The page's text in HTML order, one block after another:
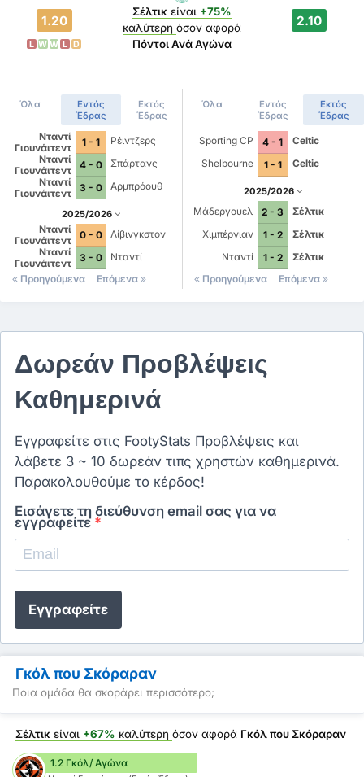
1.20
L W W L D
Σέλτικ είναι +75%
καλύτερη όσον αφορά
Πόντοι Ανά Αγώνα
2.10
Όλα
Εντός
Έδρας
Εκτός
Έδρας
Νταντί
Γιουνάιτεντ
1 - 1
Ρέιντζερς
Νταντί
Γιουνάιτεντ
4 - 0
Σπάρτανς
Νταντί
Γιουνάιτεντ
3 - 0 Αρμπρόουθ
2025/2026
Νταντί
Γιουνάιτεντ
0 - 0
Λίβινγκστον
Νταντί
Γιουνάιτεντ
3 - 0
Νταντί
Προηγούμενα
Επόμενα
Όλα
Εντός
Έδρας
Εκτός
Έδρας
Sporting CP 4 - 1
Celtic
Shelbourne
1 - 1 Celtic
2025/2026
Μάδεργουελ 2 - 3
Σέλτικ
Χιμπέρνιαν
1 - 2
Σέλτικ
Νταντί
1 - 2
Σέλτικ
Προηγούμενα
Επόμενα
Δωρεάν Προβλέψεις
Καθημερινά
Εγγραφείτε στις FootyStats Προβλέψεις και
λάβετε 3 ~ 10 δωρεάν τιπς χρηστών καθημερινά.
Παρακολουθούμε το κέρδος!
Εισάγετε τη διεύθυνση email σας για να
εγγραφείτε *
Εγγραφείτε
Γκόλ που Σκόραραν
Ποια ομάδα θα σκοράρει περισσότερο;
Σέλτικ είναι +67% καλύτερη όσον αφορά Γκόλ που Σκόραραν
1.2 Γκόλ/ Αγώνα